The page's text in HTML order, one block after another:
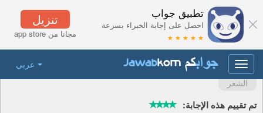
تنزيل
مجانا من app store
تطبيق جواب
احصل على إجابة الخبراء بسرعة
★ ★ ★ ★ ★
عربي
Toggle
navigation
الشعر
تم تقييم هذه الإجابة: